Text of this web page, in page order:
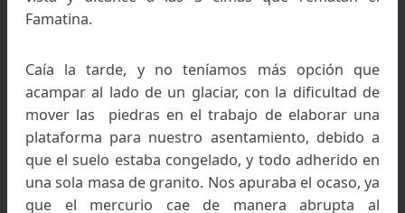
Círculos arqueológicos a los 5.600 mts. Primer
invernal a los Nevados de Famatina
El gélido agosto ya congelaba el entorno al